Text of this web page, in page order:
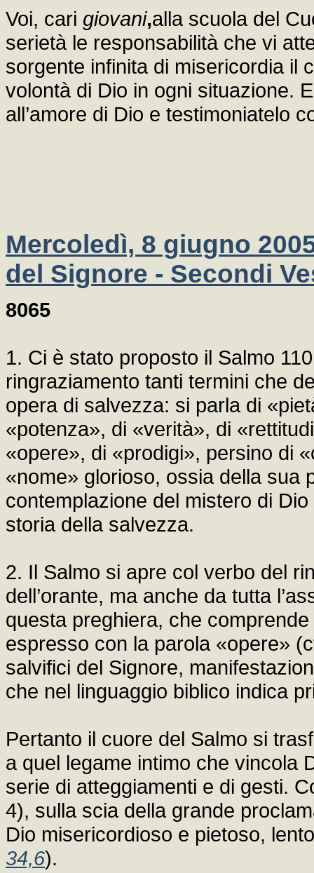
Voi, cari giovani,alla scuola del
serietà le responsabilità che vi
sorgente infinita di misericordia il
volontà di Dio in ogni situazione.
all’amore di Dio e testimoniatelo
Mercoledì, 8 giugno
del Signore - Secondi
8065
1. Ci è stato proposto il Salmo
ringraziamento tanti termini che
opera di salvezza: si parla di
«potenza», di «verità», di
«opere», di «prodigi», persino di
«nome» glorioso, ossia della sua
contemplazione del mistero di
storia della salvezza.
2. Il Salmo si apre col verbo del
dell’orante, ma anche da tutta
questa preghiera, che
espresso con la parola «opere»
salvifici del Signore,
che nel linguaggio biblico indica
Pertanto il cuore del Salmo si
a quel legame intimo che vincola
serie di atteggiamenti e di gesti.
4), sulla scia della grande
Dio misericordioso e pietoso,
34,6).